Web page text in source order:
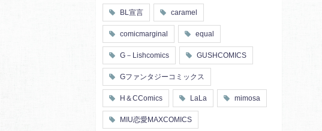
BL宣言 caramel
comicmarginal equal
G－Lishcomics GUSHCOMICS
Gファンタジーコミックス
H＆CComics LaLa mimosa
MIU恋愛MAXCOMICS